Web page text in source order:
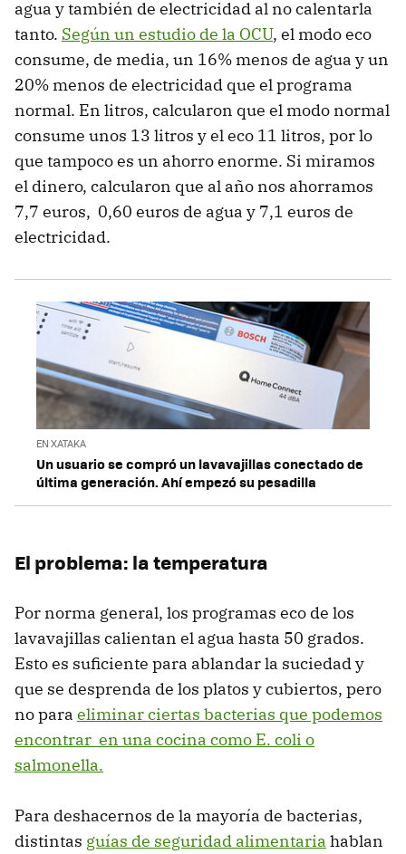
agua y también de electricidad al no calentarla
tanto. Según un estudio de la OCU, el modo eco
consume, de media, un 16% menos de agua y un
20% menos de electricidad que el programa
normal. En litros, calcularon que el modo normal
consume unos 13 litros y el eco 11 litros, por lo
que tampoco es un ahorro enorme. Si miramos
el dinero, calcularon que al año nos ahorramos
7,7 euros, 0,60 euros de agua y 7,1 euros de
electricidad.
EN XATAKA
Un usuario se compró un lavavajillas conectado de
última generación. Ahí empezó su pesadilla
El problema: la temperatura
Por norma general, los programas eco de los
lavavajillas calientan el agua hasta 50 grados.
Esto es suficiente para ablandar la suciedad y
que se desprenda de los platos y cubiertos, pero
no para eliminar ciertas bacterias que podemos
encontrar en una cocina como E. coli o
salmonella.
Para deshacernos de la mayoría de bacterias,
distintas guías de seguridad alimentaria hablan